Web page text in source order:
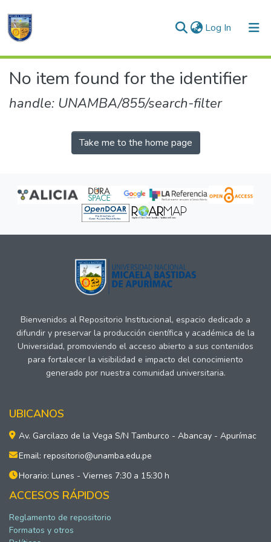
Log In (current)
Communities & Collections
No item found for the identifier
handle: UNAMBA/855/search-filter
Take me to the home page
Bienvenidos al Repositorio Institucional, espacio dedicado a
difundir y preservar la producción científica y académica de la
Universidad, promoviendo el acceso abierto a sus contenidos
para fortalecer la visibilidad e impacto del conocimiento
generado por nuestra comunidad universitaria.
UBICANOS
Av. Garcilazo de la Vega S/N Tamburco - Abancay - Apurímac
Email: repositorio@unamba.edu.pe
Horario: Lunes - Viernes 7:30 a 15:30 h
ACCESOS RÁPIDOS
Reglamento de repositorio
Formatos y otros